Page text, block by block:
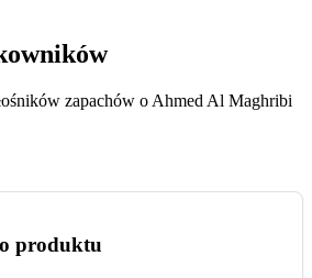
zapachów o Ahmed Al Maghribi
produktu